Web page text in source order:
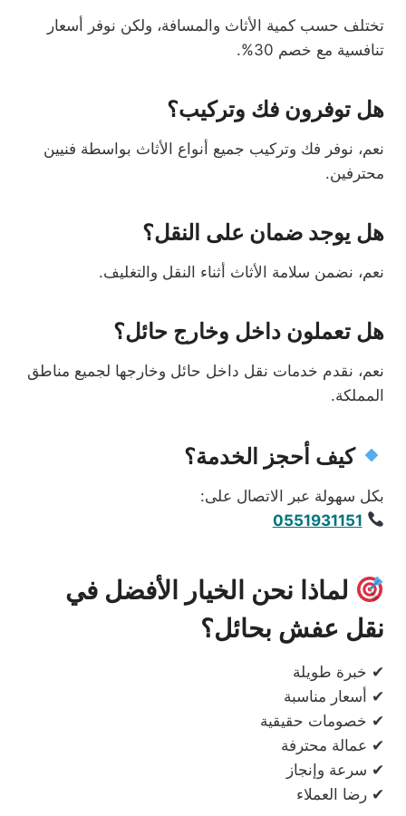
تختلف حسب كمية الأثاث والمسافة، ولكن نوفر أسعار
تنافسية مع خصم 30%.
هل توفرون فك وتركيب؟
نعم، نوفر فك وتركيب جميع أنواع الأثاث بواسطة فنيين
محترفين.
هل يوجد ضمان على النقل؟
نعم، نضمن سلامة الأثاث أثناء النقل والتغليف.
هل تعملون داخل وخارج حائل؟
نعم، نقدم خدمات نقل داخل حائل وخارجها لجميع مناطق
المملكة.
كيف أحجز الخدمة؟
بكل سهولة عبر الاتصال على:
0551931151
لماذا نحن الخيار الأفضل في
نقل عفش بحائل؟
✔ خبرة طويلة
✔ أسعار مناسبة
✔ خصومات حقيقية
✔ عمالة محترفة
✔ سرعة وإنجاز
✔ رضا العملاء